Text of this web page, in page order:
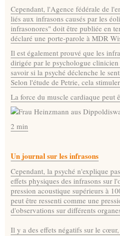
Cependant, l'Agence fédérale de
liés aux infrasons causés par les
infrasonores" doit être publiée en
déclaré une porte-parole à MDR
Il est également prouvé que les
dirigée par le psychologue
savoir si la psyché déclenche le
Selon l'étude de Petrie, cela
La force du muscle cardiaque peut
2 min
Un journal sur les infrasons
Cependant, la psyché n'explique
effets physiques des infrasons sur
pression acoustique supérieurs à
peut être ressenti comme une
d'observations sur différents
Il y a des effets négatifs sur le